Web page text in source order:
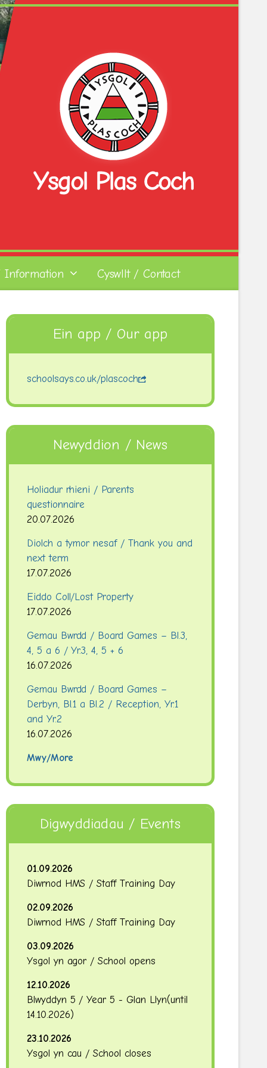
Information Cyswllt / Contact
Ein app / Our app
schoolsays.co.uk/plascoch
Newyddion / News
Holiadur rhieni / Parents
questionnaire
20.07.2026
Diolch a tymor nesaf / Thank you and
next term
17.07.2026
Eiddo Coll/Lost Property
17.07.2026
Gemau Bwrdd / Board Games – Bl.3,
4, 5 a 6 / Yr.3, 4, 5 + 6
16.07.2026
Gemau Bwrdd / Board Games –
Derbyn, Bl.1 a Bl.2 / Reception, Yr.1
and Yr.2
16.07.2026
Mwy/More
Digwyddiadau / Events
01.09.2026
Diwrnod HMS / Staff Training Day
02.09.2026
Diwrnod HMS / Staff Training Day
03.09.2026
Ysgol yn agor / School opens
12.10.2026
Blwyddyn 5 / Year 5 - Glan Llyn(until
14.10.2026)
23.10.2026
Ysgol yn cau / School closes